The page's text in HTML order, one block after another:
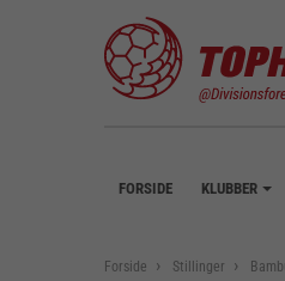
FORSIDE KLUBBER
Forside Stillinger